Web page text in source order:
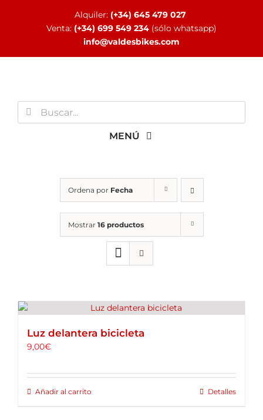
Alquiler: (+34) 645 479 027
Venta: (+34) 699 549 234 (sólo whatsapp)
info@valdesbikes.com
Buscar:
MENÚ
ALQUILER DE BICICLETAS
BLOG
Ordena por Fecha
Mostrar 16 productos
Luz delantera bicicleta
9,00€
Añadir al carrito Detalles